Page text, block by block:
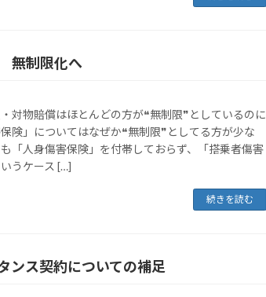
無制限化へ
対物賠償はほとんどの方が❝無制限❞としているのに
険」についてはなぜか❝無制限❞としてる方が少な
「人身傷害保険」を付帯しておらず、「搭乗者傷害
うケース […]
続きを読む
ンス契約についての補足